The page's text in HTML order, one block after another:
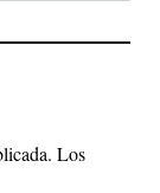
Los